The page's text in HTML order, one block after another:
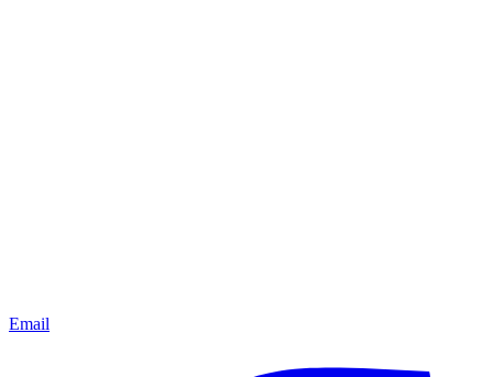
Email